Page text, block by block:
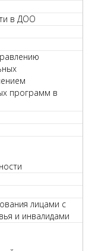
в ДОО
программ в
лицами с
и инвалидами